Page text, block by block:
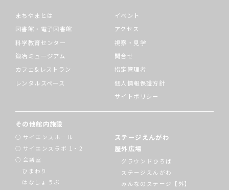
まちやまとは
図書館・電子図書館
科学教育センター
鍛冶ミュージアム
カフェ&レストラン
レンタルスペース
イベント
アクセス
視察・見学
問合せ
指定管理者
個人情報保護方針
サイトポリシー
その他館内施設
サイエンスホール
サイエンスラボ 1・2
会議室
ひまわり
はなしょうぶ
ステージえんがわ
屋外広場
グラウンドひろば
ステージえんがわ
みんなのステージ【外】